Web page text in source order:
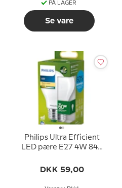
PÅ LAGER
Se vare
Philips Ultra Efficient
LED pære E27 4W 840
Varm Hvidt Lys 2700k
DKK 59,00